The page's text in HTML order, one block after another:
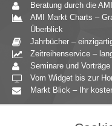
Beratung durch die
AMI Markt Charts –
Überblick
Jahrbücher –
Zeitreihenservice –
Seminare und Vorträge
Vom Widget bis zur
Markt Blick – Ihr